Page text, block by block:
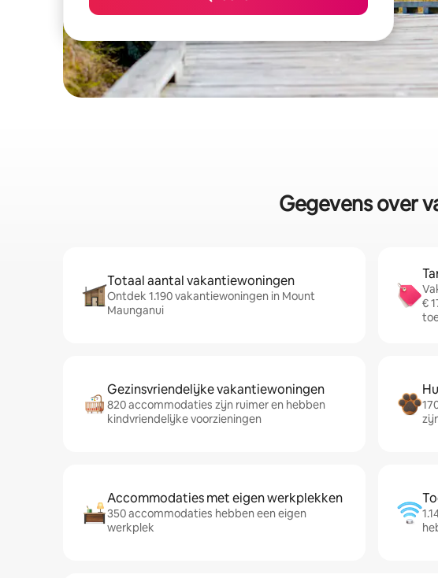
Gegevens over
Totaal aantal vakantiewoningen
Ontdek 1.190 vakantiewoningen in Mount
Maunganui
€
Gezinsvriendelijke vakantiewoningen
820 accommodaties zijn ruimer en hebben
kindvriendelijke voorzieningen
Accommodaties met eigen werkplekken
350 accommodaties hebben een eigen
werkplek